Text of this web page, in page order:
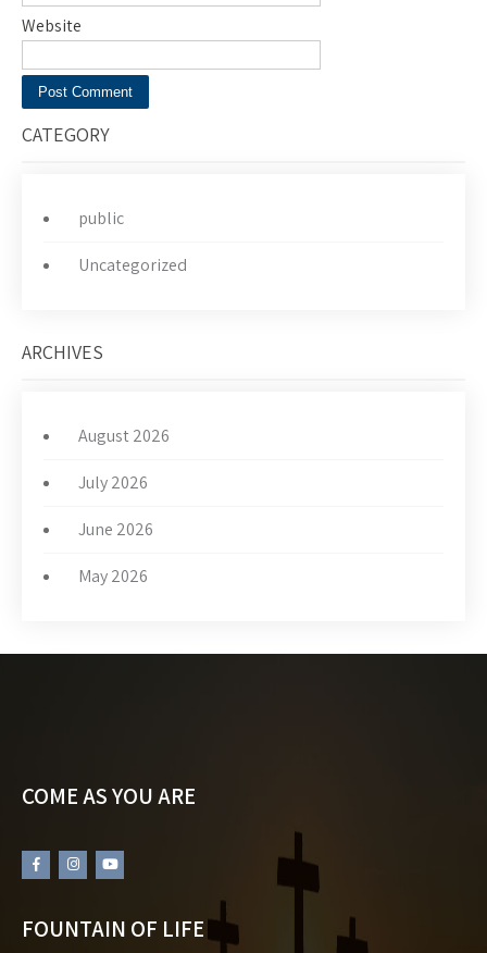
Website
CATEGORY
public
Uncategorized
ARCHIVES
August 2026
July 2026
June 2026
May 2026
COME AS YOU ARE
FOUNTAIN OF LIFE